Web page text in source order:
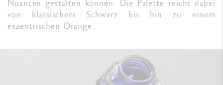
Nuancen gestalten können. Die Palette reicht dabei
von klassischem Schwarz bis hin zu einem
exzentrischen Orange.